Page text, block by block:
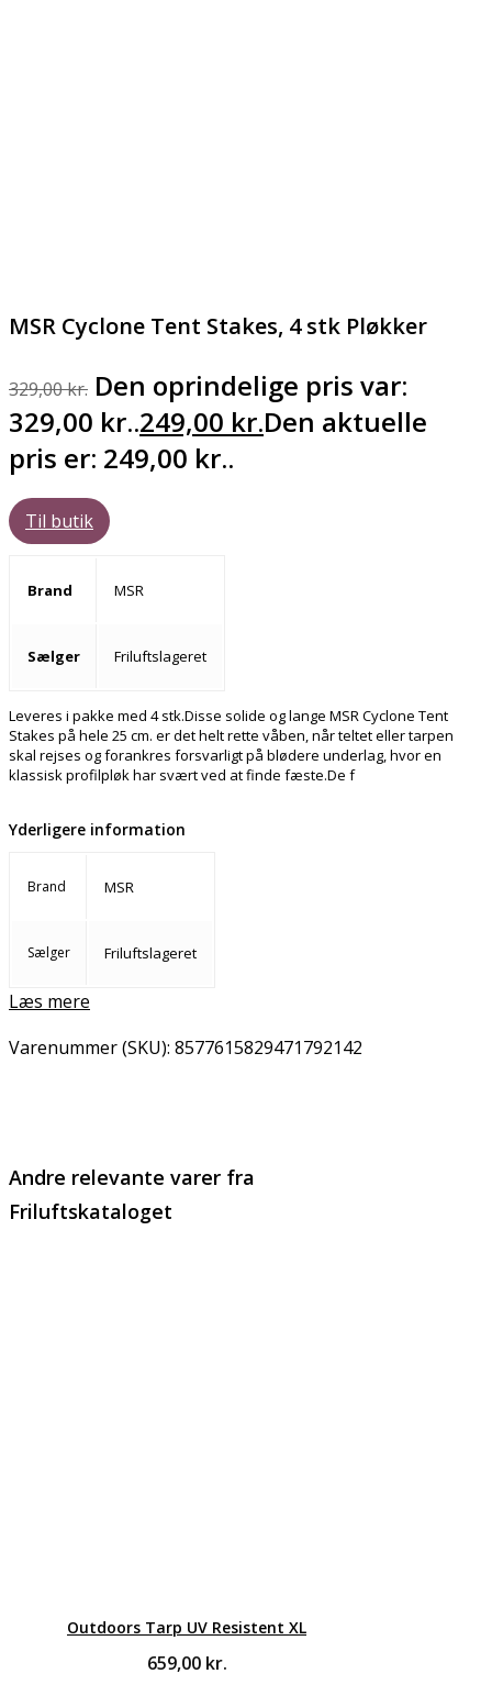
MSR Cyclone Tent Stakes, 4 stk Pløkker
329,00kr. Den oprindelige pris var:
329,00 kr..249,00 kr.Den aktuelle
pris er: 249,00 kr..
Til butik
Brand MSR
Sælger Friluftslageret
Leveres i pakke med 4 stk.Disse solide og lange MSR Cyclone Tent
Stakes på hele 25 cm. er det helt rette våben, når teltet eller tarpen
skal rejses og forankres forsvarligt på blødere underlag, hvor en
klassisk profilpløk har svært ved at finde fæste.De f
Yderligere information
Brand MSR
Sælger Friluftslageret
Læs mere
Varenummer (SKU): 8577615829471792142
Andre relevante varer fra
Friluftskataloget
Outdoors Tarp UV Resistent XL
659,00 kr.